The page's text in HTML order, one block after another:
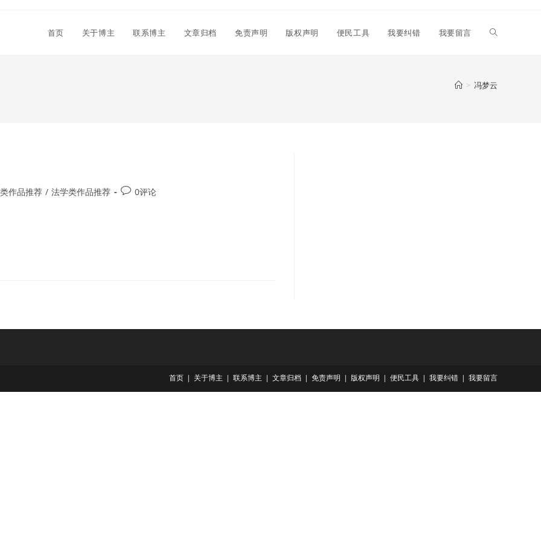
首页 关于博主 联系博主 文章归档 免责声明 版权声明 便民工具 我要纠错 我要留言 Toggle
> 冯梦云
作品推荐 / 法学类作品推荐
Post0评论
首页 关于博主 联系博主 文章归档 免责声明 版权声明 便民工具 我要纠错 我要留言